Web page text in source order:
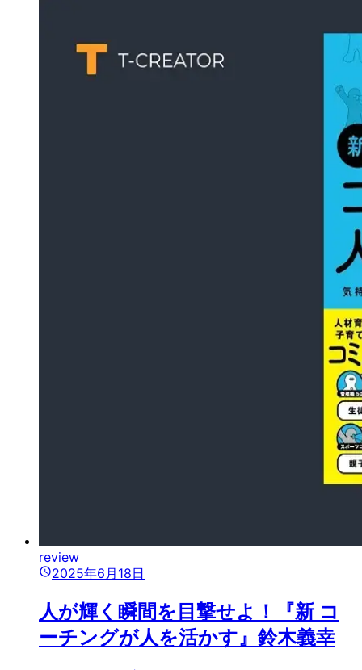
review
2025年6月18日
人が輝く瞬間を目撃せよ！『新 コ
ーチングが人を活かす』鈴木義幸